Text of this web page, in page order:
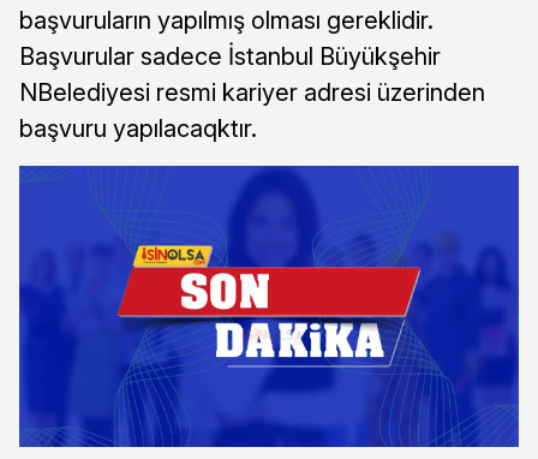
başvuruların yapılmış olması gereklidir.
Başvurular sadece İstanbul Büyükşehir
NBelediyesi resmi kariyer adresi üzerinden
başvuru yapılacaqktır.